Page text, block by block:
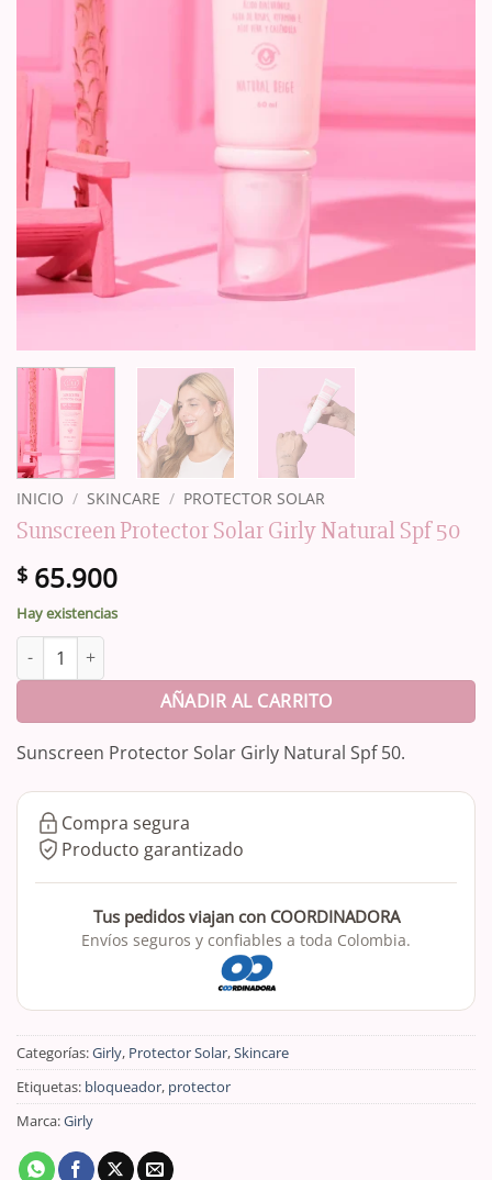
INICIO / SKINCARE / PROTECTOR SOLAR
Sunscreen Protector Solar Girly Natural Spf 50
$ 65.900
Hay existencias
Sunscreen Protector Solar Girly Natural Spf 50 cantidad
AÑADIR AL CARRITO
Sunscreen Protector Solar Girly Natural Spf 50.
Compra segura
Producto garantizado
Tus pedidos viajan con COORDINADORA
Envíos seguros y confiables a toda Colombia.
Categorías:Girly, Protector Solar,Skincare
Etiquetas: bloqueador, protector
Marca:Girly